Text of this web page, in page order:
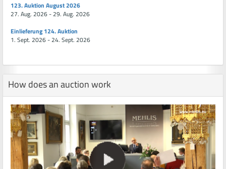
123. Auktion August 2026
27. Aug. 2026 - 29. Aug. 2026
Einlieferung 124. Auktion
1. Sept. 2026 - 24. Sept. 2026
How does an auction work